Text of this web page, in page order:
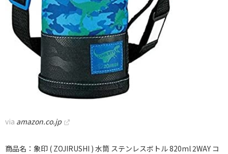
via amazon.co.jp
商品名：象印 ( ZOJIRUSHI ) 水筒 ステンレスボトル 820ml 2WAY コ